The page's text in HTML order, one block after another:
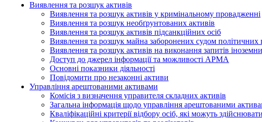
Виявлення та розшук активів
Виявлення та розшук активів у кримінальному провадженні
Виявлення та розшук необґрунтованих активів
Виявлення та розшук активів підсанкційних осіб
Виявлення та розшук майна заборонених судом політичних
Виявлення та розшук активів на виконання запитів
Доступ до джерел інформації та можливості АРМА
Основні показники діяльності
Повідомити про незаконні активи
Управління арештованими активами
Комісія з визначення управителя складних активів
Загальна інформація щодо управління арештованими
Кваліфікаційні критерії відбору осіб, які можуть